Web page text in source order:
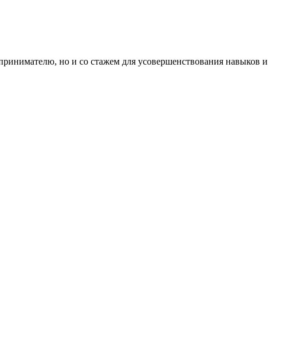
но и со стажем для усовершенствования навыков и